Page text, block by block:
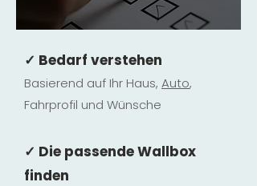
✓ Bedarf verstehen
Basierend auf Ihr Haus, Auto,
Fahrprofil und Wünsche
✓ Die passende Wallbox
finden